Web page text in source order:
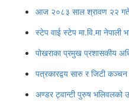
आज २०८३ साल श्रावण २२ गते
स्टेप वाई स्टेप मा.वि.मा नेपाली
पोखराका प्रमुख प्रशासकीय
पत्रकारद्वय सारु र जिटी कञ्चन
अण्डर ट्वान्टी पुरुष भलिवलको